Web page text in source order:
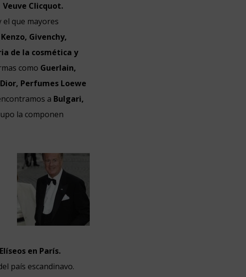
Veuve Clicquot.
el que mayores
Kenzo, Givenchy,
de la cosmética y
como Guerlain,
Perfumes Loewe
a Bulgari,
la componen
en París.
país escandinavo.